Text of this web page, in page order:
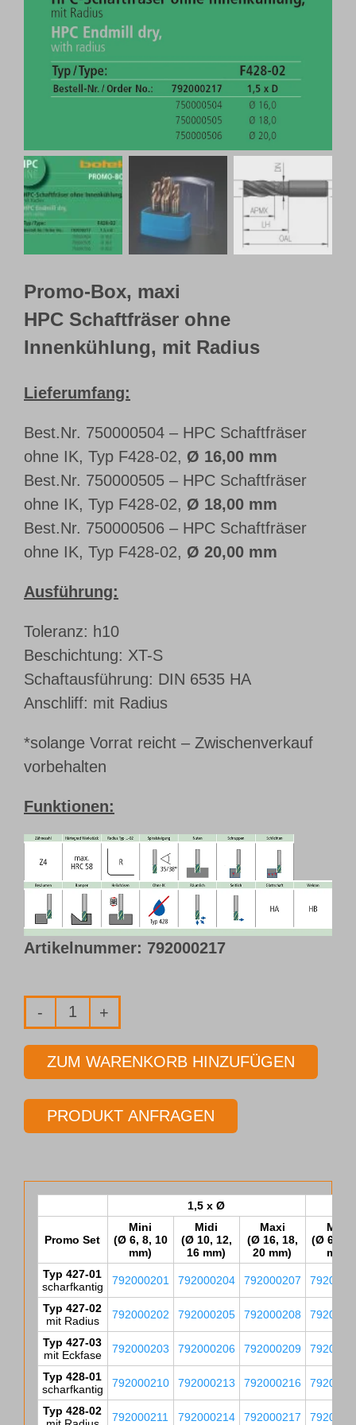
Webshop
Kundenportal
Promo-Box, maxi
HPC Schaftfräser ohne
Innenkühlung, mit Radius
Lieferumfang:
Best.Nr. 750000504 – HPC Schaftfräser
ohne IK, Typ F428-02, Ø 16,00 mm
Best.Nr. 750000505 – HPC Schaftfräser
ohne IK, Typ F428-02, Ø 18,00 mm
Best.Nr. 750000506 – HPC Schaftfräser
ohne IK, Typ F428-02, Ø 20,00 mm
Ausführung:
Toleranz: h10
Beschichtung: XT-S
Schaftausführung: DIN 6535 HA
Anschliff: mit Radius
*solange Vorrat reicht – Zwischenverkauf
vorbehalten
Funktionen:
Artikelnummer: 792000217
Promo-
Box
-
HPC
Schaftfräser
02,
16,00
-
20,00
mm,
1,5
x
Ø
Menge
ZUM WARENKORB HINZUFÜGEN
PRODUKT ANFRAGEN
1,5 x Ø
Promo Set
Mini
(Ø 6, 8, 10
mm)
Midi
(Ø 10, 12,
16 mm)
Maxi
(Ø 16, 18,
20 mm)
Mini
(Ø 6, 8,
mm)
Typ 427-01
scharfkantig
792000201 792000204 792000207
Typ 427-02
mit Radius
792000202 792000205 792000208
Typ 427-03
mit Eckfase
792000203 792000206 792000209
Typ 428-01
scharfkantig
792000210 792000213 792000216
Typ 428-02
792000211 792000214 792000217